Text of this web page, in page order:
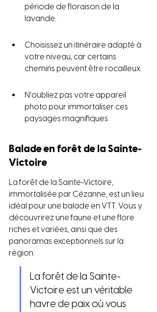
période de floraison de la
lavande.
Choisissez un itinéraire adapté à
votre niveau, car certains
chemins peuvent être rocailleux.
N'oubliez pas votre appareil
photo pour immortaliser ces
paysages magnifiques.
Balade en forêt de la Sainte-
Victoire
La forêt de la Sainte-Victoire,
immortalisée par Cézanne, est un lieu
idéal pour une balade en VTT. Vous y
découvrirez une faune et une flore
riches et variées, ainsi que des
panoramas exceptionnels sur la
région.
La forêt de la Sainte-
Victoire est un véritable
havre de paix où vous